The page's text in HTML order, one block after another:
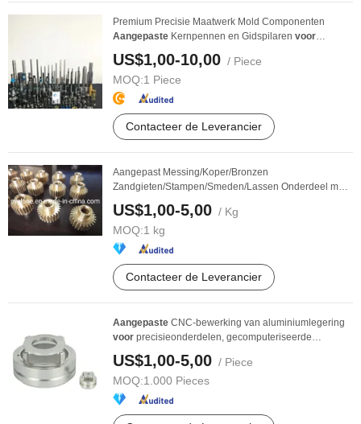
Premium Precisie Maatwerk Mold Componenten
Aangepaste Kernpennen en Gidspilaren voor
Spuitgieten
US$1,00-10,00 / Piece
MOQ:1 Piece
Contacteer de Leverancier
Aangepast Messing/Koper/Bronzen
Zandgieten/Stampen/Smeden/Lassen Onderdeel met
Bewerking
US$1,00-5,00 / Kg
MOQ:1 kg
Contacteer de Leverancier
Aangepaste CNC-bewerking van aluminiumlegering
voor precisieonderdelen, gecomputeriseerde
gongfrezen ...
US$1,00-5,00 / Piece
MOQ:1.000 Pieces